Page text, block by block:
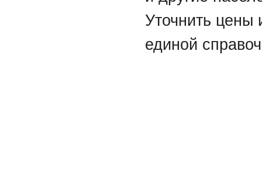
Уточнить цены
единой